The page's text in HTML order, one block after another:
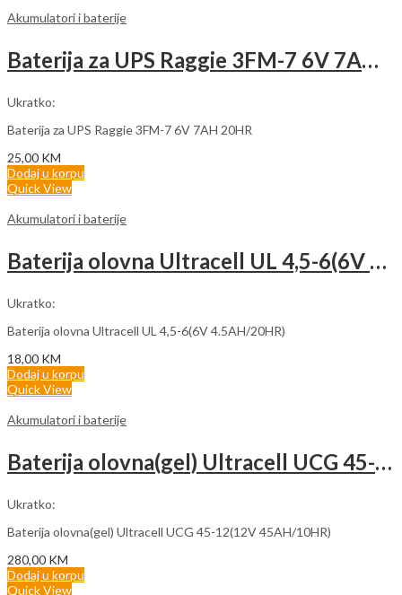
Akumulatori i baterije
Baterija za UPS Raggie 3FM-7 6V 7AH 20HR
Ukratko:
Baterija za UPS Raggie 3FM-7 6V 7AH 20HR
25,00 KM
Dodaj u korpu
Quick View
Akumulatori i baterije
Baterija olovna Ultracell UL 4,5-6(6V 4.5AH/20HR)
Ukratko:
Baterija olovna Ultracell UL 4,5-6(6V 4.5AH/20HR)
18,00 KM
Dodaj u korpu
Quick View
Akumulatori i baterije
Baterija olovna(gel) Ultracell UCG 45-12(12V 45AH/10HR)
Ukratko:
Baterija olovna(gel) Ultracell UCG 45-12(12V 45AH/10HR)
280,00 KM
Dodaj u korpu
Quick View